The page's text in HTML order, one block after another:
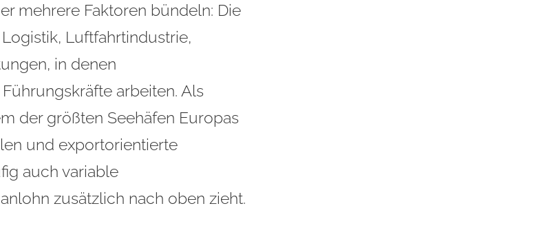
mehrere Faktoren bündeln: Die
Luftfahrtindustrie,
in denen
arbeiten. Als
der größten Seehäfen Europas
und exportorientierte
auch variable
zusätzlich nach oben zieht.